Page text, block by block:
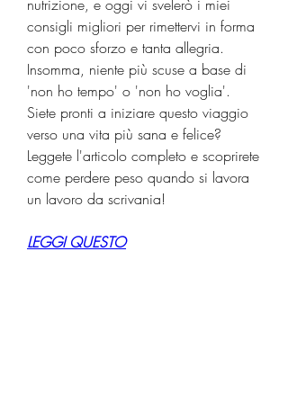
nutrizione, e oggi vi svelerò i miei
consigli migliori per rimettervi in forma
con poco sforzo e tanta allegria.
Insomma, niente più scuse a base di
'non ho tempo' o 'non ho voglia'.
Siete pronti a iniziare questo viaggio
verso una vita più sana e felice?
Leggete l'articolo completo e scoprirete
come perdere peso quando si lavora
un lavoro da scrivania!
LEGGI QUESTO